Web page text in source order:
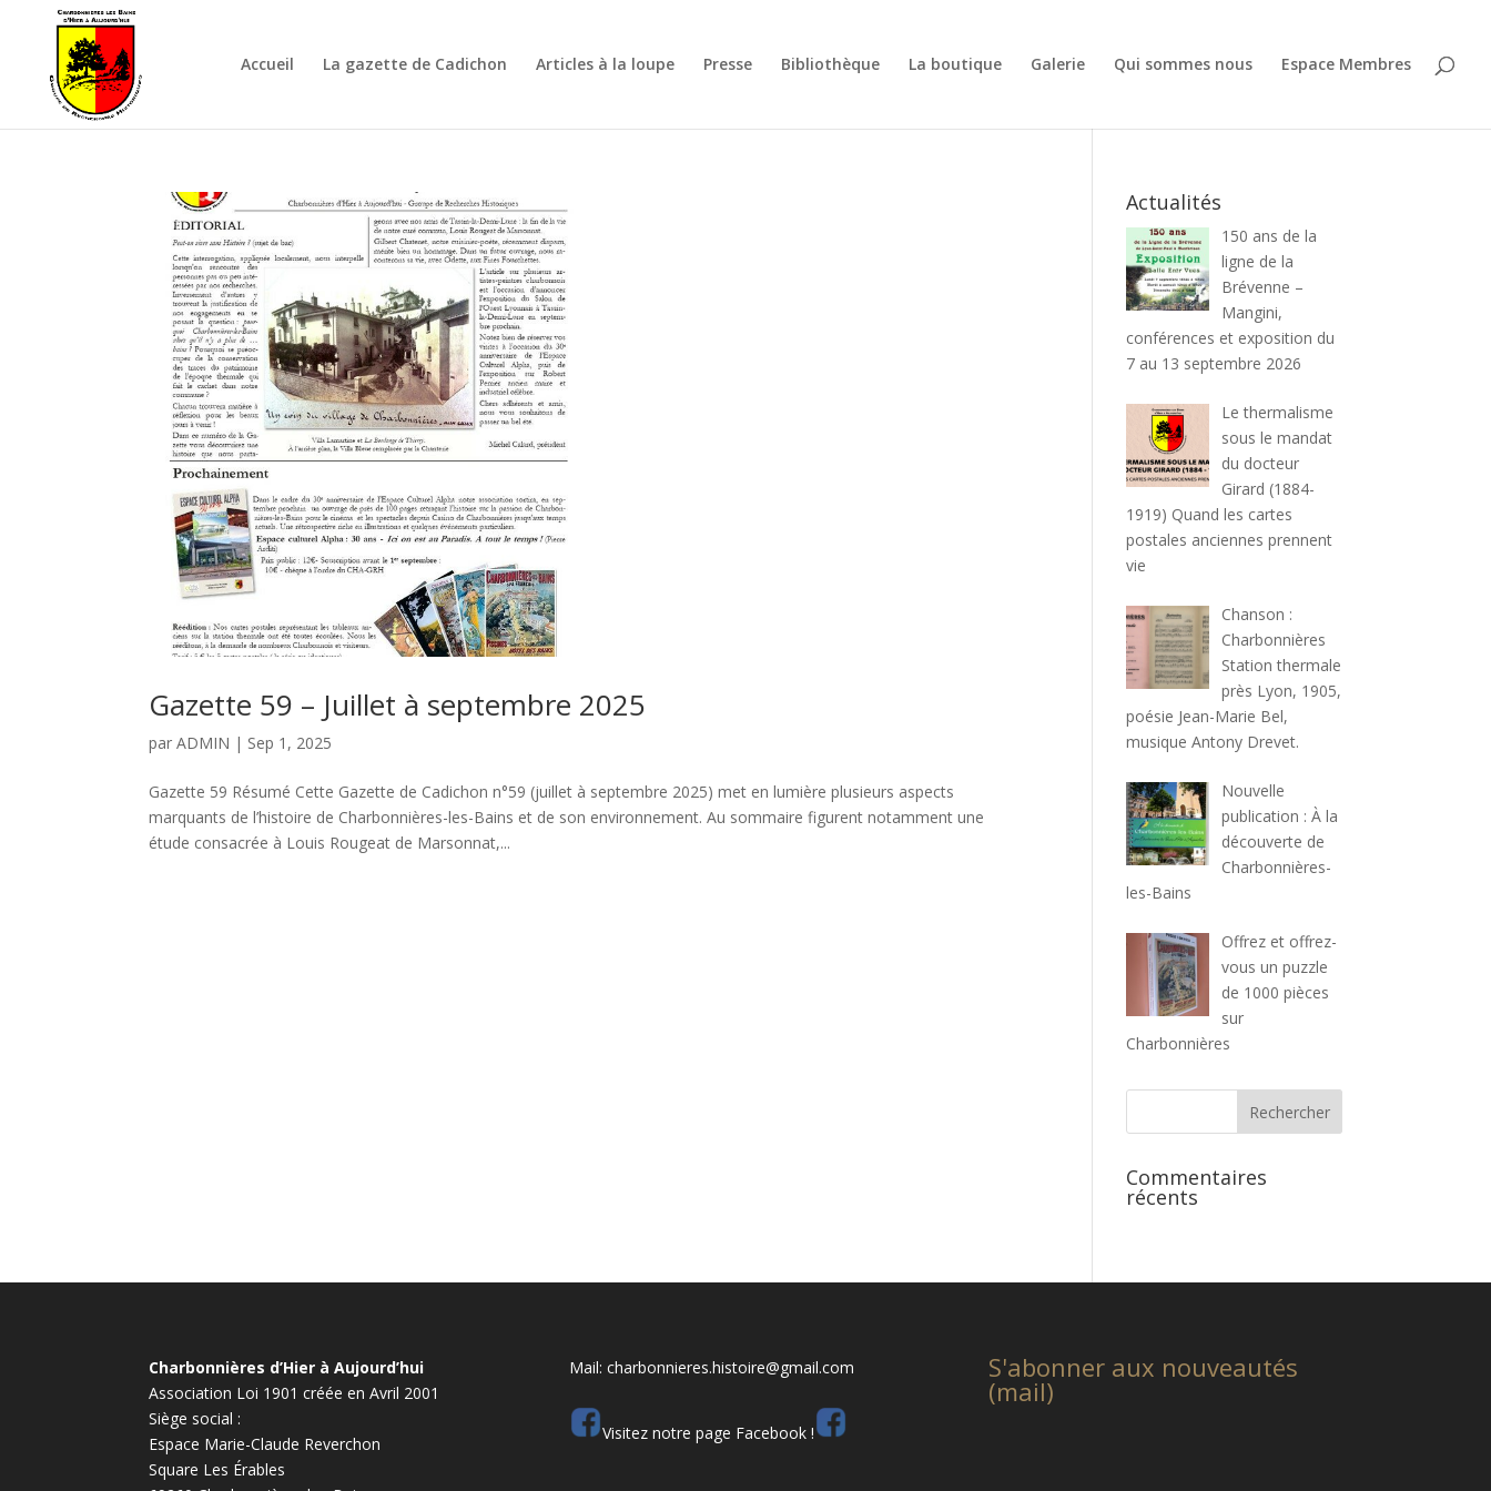
Accueil La gazette de Cadichon Articles à la loupe Presse Bibliothèque La boutique Galerie Qui sommes nous Espace Membres
Gazette 59 – Juillet à septembre 2025
parADMIN | Sep 1, 2025
Gazette 59 Résumé Cette Gazette de Cadichon n°59 (juillet à septembre 2025) met en lumière plusieurs aspects
marquants de l’histoire de Charbonnières-les-Bains et de son environnement. Au sommaire figurent notamment une
étude consacrée à Louis Rougeat de Marsonnat,...
Actualités
150 ans de la
ligne de la
Brévenne –
Mangini,
conférences et exposition du
7 au 13 septembre 2026
Le thermalisme
sous le mandat
du docteur
Girard (1884-
1919) Quand les cartes
postales anciennes prennent
vie
Chanson :
Charbonnières
Station thermale
près Lyon, 1905,
poésie Jean-Marie Bel,
musique Antony Drevet.
Nouvelle
publication : À la
découverte de
Charbonnières-
les-Bains
Offrez et offrez-
vous un puzzle
de 1000 pièces
sur
Charbonnières
Commentaires
récents
Charbonnières d’Hier à Aujourd’hui
Association Loi 1901 créée en Avril 2001
Siège social :
Espace Marie-Claude Reverchon
Square Les Érables
Mail: charbonnieres.histoire@gmail.com
Visitez notre page Facebook !
S'abonner aux nouveautés
(mail)